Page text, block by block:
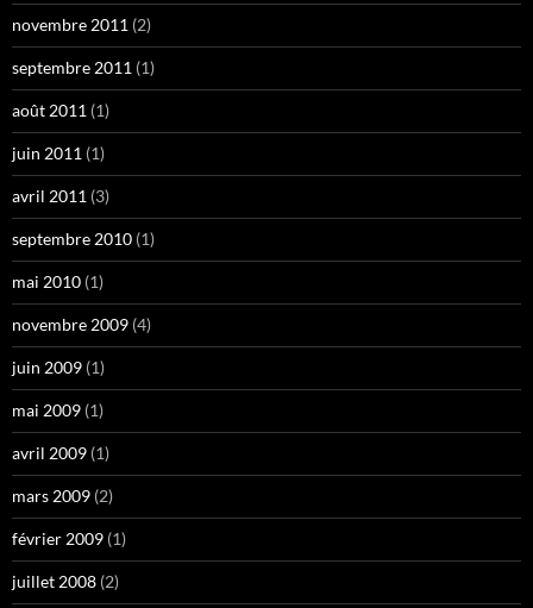
novembre 2011 (2)
septembre 2011 (1)
août 2011 (1)
juin 2011 (1)
avril 2011 (3)
septembre 2010 (1)
mai 2010 (1)
novembre 2009 (4)
juin 2009 (1)
mai 2009 (1)
avril 2009 (1)
mars 2009 (2)
février 2009 (1)
juillet 2008 (2)